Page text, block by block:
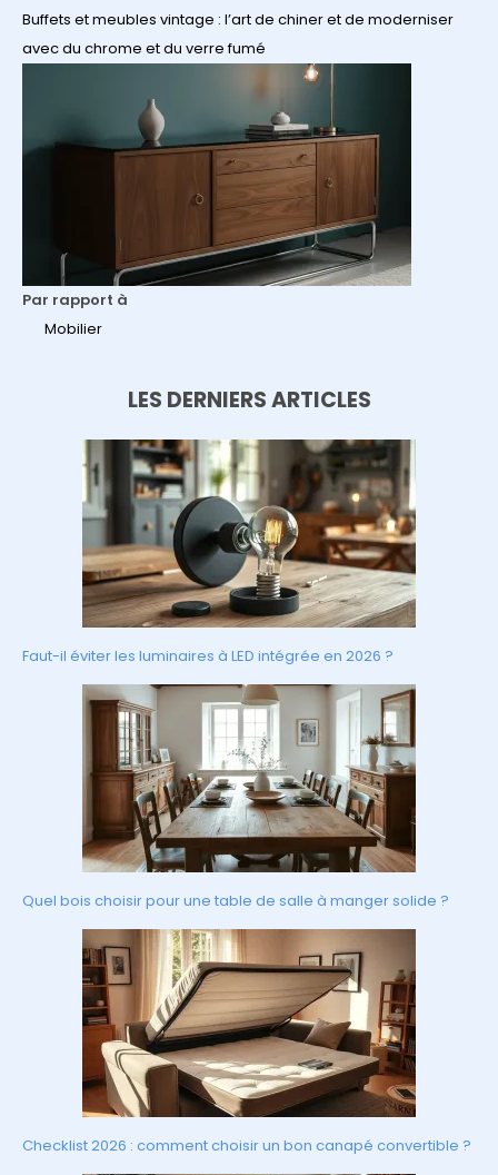
Buffets et meubles vintage : l’art de chiner et de moderniser
avec du chrome et du verre fumé
Par rapport à
Mobilier
LES DERNIERS ARTICLES
Faut-il éviter les luminaires à LED intégrée en 2026 ?
Quel bois choisir pour une table de salle à manger solide ?
Checklist 2026 : comment choisir un bon canapé convertible ?